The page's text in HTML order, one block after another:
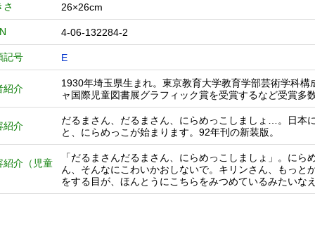
さ 26×26cm
4-06-132284-2
記号 E
紹介
1930年埼玉県生まれ。東京教育大学教育学部芸術学科
ャ国際児童図書展グラフィック賞を受賞するなど受賞多
紹介
だるまさん、だるまさん、にらめっこしましょ…。日本
と、にらめっこが始まります。92年刊の新装版。
紹介（児童
「だるまさんだるまさん、にらめっこしましょ」。に
ん、そんなにこわいかおしないで。キリンさん、もっ
をする目が、ほんとうにこちらをみつめているみたいな